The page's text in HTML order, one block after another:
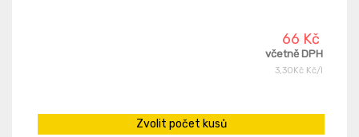
66 Kč
včetně DPH
3,30Kč Kč/l
Zvolit počet kusů